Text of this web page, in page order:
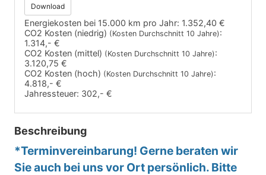
Download
Energiekosten bei 15.000 km pro Jahr: 1.352,40 €
CO2 Kosten (niedrig) (Kosten Durchschnitt 10 Jahre):
1.314,- €
CO2 Kosten (mittel) (Kosten Durchschnitt 10 Jahre):
3.120,75 €
CO2 Kosten (hoch) (Kosten Durchschnitt 10 Jahre):
4.818,- €
Jahressteuer: 302,- €
Beschreibung
*Terminvereinbarung! Gerne beraten wir
Sie auch bei uns vor Ort persönlich. Bitte